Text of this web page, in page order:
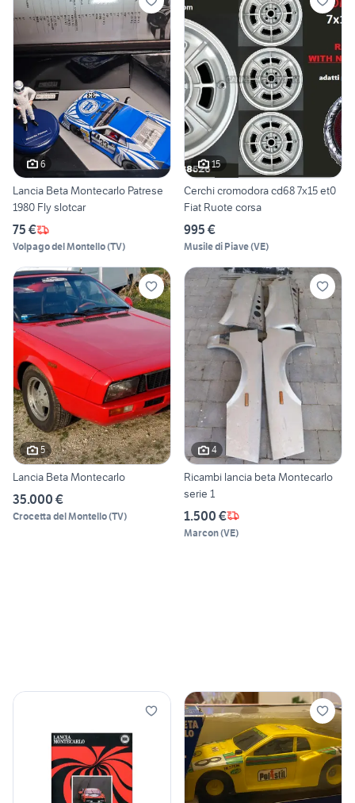
6
Lancia Beta Montecarlo Patrese
1980 Fly slotcar
75 €
Volpago del Montello(TV)
15
Cerchi cromodora cd68 7x15 et0
Fiat Ruote corsa
995 €
Musile di Piave(VE)
5
Lancia Beta Montecarlo
35.000 €
Crocetta del Montello(TV)
4
Ricambi lancia beta Montecarlo
serie 1
1.500 €
Marcon(VE)